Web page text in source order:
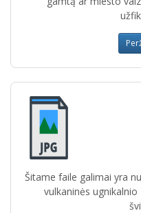
Šitame faile galimai yra
vulkaninės